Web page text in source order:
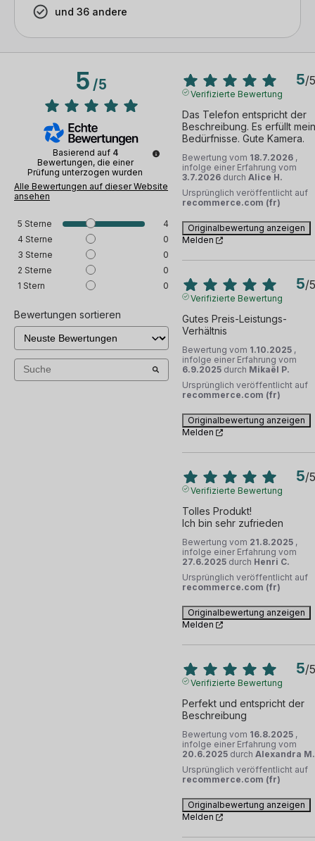
und 36 andere
5/5
Basierend auf 4
Bewertungen, die einer
Prüfung unterzogen wurden
Alle Bewertungen auf dieser Website
ansehen
5 Sterne
4
4 Sterne
0
3 Sterne
0
2 Sterne
0
1 Stern 0
Bewertungen sortieren
5/5
Verifizierte Bewertung
Das Telefon entspricht der
Beschreibung. Es erfüllt
Bedürfnisse. Gute Kamera.
Bewertung vom 18.7.2026 ,
infolge einer Erfahrung vom
3.7.2026 durch Alice H.
Ursprünglich veröffentlicht auf
recommerce.com (fr)
Originalbewertung anzeigen
Melden
5/5
Verifizierte Bewertung
Gutes Preis-Leistungs-
Verhältnis
Bewertung vom 1.10.2025 ,
infolge einer Erfahrung vom
6.9.2025 durch Mikaël P.
Ursprünglich veröffentlicht auf
recommerce.com (fr)
Originalbewertung anzeigen
Melden
5/5
Verifizierte Bewertung
Tolles Produkt!
Ich bin sehr zufrieden
Bewertung vom 21.8.2025 ,
infolge einer Erfahrung vom
27.6.2025 durch Henri C.
Ursprünglich veröffentlicht auf
recommerce.com (fr)
Originalbewertung anzeigen
Melden
5/5
Verifizierte Bewertung
Perfekt und entspricht der
Beschreibung
Bewertung vom 16.8.2025 ,
infolge einer Erfahrung vom
20.6.2025 durch Alexandra M.
Ursprünglich veröffentlicht auf
recommerce.com (fr)
Originalbewertung anzeigen
Melden